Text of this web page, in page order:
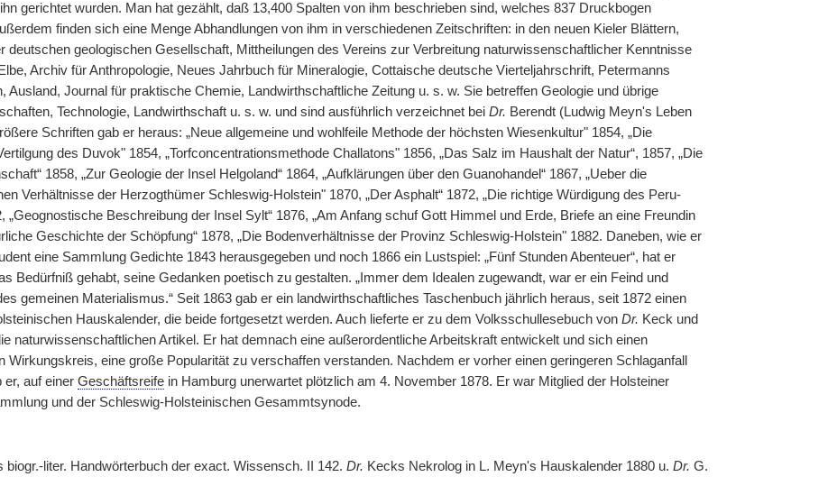
gerichtet wurden. Man hat gezählt, daß 13,400 Spalten von ihm beschrieben sind, welches 837 Druckbogen
finden sich eine Menge Abhandlungen von ihm in verschiedenen Zeitschriften: in den neuen Kieler Blättern,
deutschen geologischen Gesellschaft, Mittheilungen des Vereins zur Verbreitung naturwissenschaftlicher Kenntnisse
Archiv für Anthropologie, Neues Jahrbuch für Mineralogie, Cottaische deutsche Vierteljahrschrift, Petermanns
Ausland, Journal für praktische Chemie, Landwirthschaftliche Zeitung u. s. w. Sie betreffen Geologie und übrige
Technologie, Landwirthschaft u. s. w. und sind ausführlich verzeichnet bei Dr. Berendt (Ludwig Meyn's Leben
Schriften gab er heraus: „Neue allgemeine und wohlfeile Methode der höchsten Wiesenkultur" 1854, „Die
des Duvok" 1854, „Torfconcentrationsmethode Challatons" 1856, „Das Salz im Haushalt der Natur“, 1857, „Die
1858, „Zur Geologie der Insel Helgoland“ 1864, „Aufklärungen über den Guanohandel“ 1867, „Ueber die
Verhältnisse der Herzogthümer Schleswig-Holstein" 1870, „Der Asphalt“ 1872, „Die richtige Würdigung des Peru-
„Geognostische Beschreibung der Insel Sylt“ 1876, „Am Anfang schuf Gott Himmel und Erde, Briefe an eine Freundin
Geschichte der Schöpfung“ 1878, „Die Bodenverhältnisse der Provinz Schleswig-Holstein" 1882. Daneben, wie er
eine Sammlung Gedichte 1843 herausgegeben und noch 1866 ein Lustspiel: „Fünf Stunden Abenteuer“, hat er
Bedürfniß gehabt, seine Gedanken poetisch zu gestalten. „Immer dem Idealen zugewandt, war er ein Feind und
gemeinen Materialismus.“ Seit 1863 gab er ein landwirthschaftliches Taschenbuch jährlich heraus, seit 1872 einen
Hauskalender, die beide fortgesetzt werden. Auch lieferte er zu dem Volksschullesebuch von Dr. Keck und
naturwissenschaftlichen Artikel. Er hat demnach eine außerordentliche Arbeitskraft entwickelt und sich einen
Wirkungskreis, eine große Popularität zu verschaffen verstanden. Nachdem er vorher einen geringeren Schlaganfall
er, auf einer Geschäftsreifein Hamburg unerwartet plötzlich am 4. November 1878. Er war Mitglied der Holsteiner
und der Schleswig-Holsteinischen Gesammtsynode.
biogr.-liter. Handwörterbuch der exact. Wissensch. II 142. Dr. Kecks Nekrolog in L. Meyn's Hauskalender 1880 u. Dr. G.